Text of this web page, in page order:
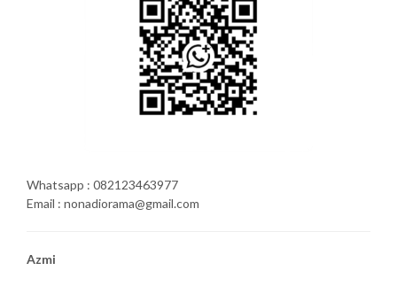
Whatsapp : 082123463977
Email : nonadiorama@gmail.com
Azmi